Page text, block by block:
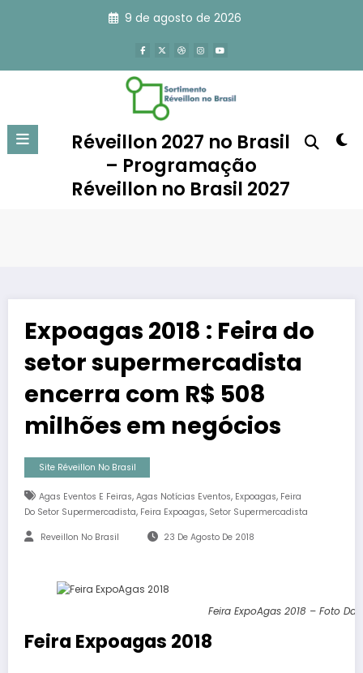
9 de agosto de 2026
Réveillon 2027 no Brasil
– Programação
Réveillon no Brasil 2027
Expoagas 2018 : Feira do
setor supermercadista
encerra com R$ 508
milhões em negócios
Site Réveillon No Brasil
Agas Eventos E Feiras, Agas Notícias Eventos, Expoagas, Feira
Do Setor Supermercadista, Feira Expoagas, Setor Supermercadista
Reveillon No Brasil 23 De Agosto De 2018
Feira ExpoAgas 2018 – Foto
Feira Expoagas 2018